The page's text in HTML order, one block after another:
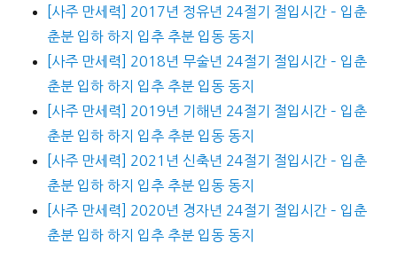
[사주 만세력] 2017년 정유년 24절기 절입시간 – 입춘
춘분 입하 하지 입추 추분 입동 동지
[사주 만세력] 2018년 무술년 24절기 절입시간 – 입춘
춘분 입하 하지 입추 추분 입동 동지
[사주 만세력] 2019년 기해년 24절기 절입시간 – 입춘
춘분 입하 하지 입추 추분 입동 동지
[사주 만세력] 2021년 신축년 24절기 절입시간 – 입춘
춘분 입하 하지 입추 추분 입동 동지
[사주 만세력] 2020년 경자년 24절기 절입시간 – 입춘
춘분 입하 하지 입추 추분 입동 동지